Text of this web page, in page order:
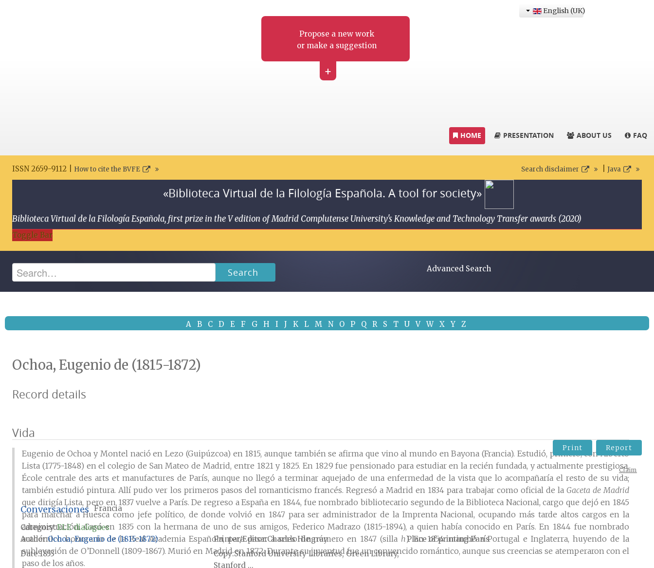
Propose a new work
or make a suggestion
+
English (UK)
HOME PRESENTATION ABOUT US FAQ
ISSN 2659-9112 | How to cite the BVFE Search disclaimer Java
«Biblioteca Virtual de la Filología Española. A tool for society»
Biblioteca Virtual de la Filología Española, first prize in the V edition of Madrid Complutense University's Knowledge and Technology Transfer awards (2020)
Toggle Bar
Search Advanced Search
A B C D E F G H I J K L M N O P Q R S T U V W X Y Z
Ochoa, Eugenio de (1815-1872)
Record details
Vida
Eugenio de Ochoa y Montel nació en Lezo (Guipúzcoa) en 1815, aunque también se afirma que vino al mundo en Bayona (Francia). Estudió, primero, con Alberto
Lista (1775-1848) en el colegio de San Mateo de Madrid, entre 1821 y 1825. En 1829 fue pensionado para estudiar en la recién fundada, y actualmente prestigiosa,
École centrale des arts et manufactures de París, aunque no llegó a terminar aquejado de una enfermedad de la vista que lo acompañaría el resto de su vida;
también estudió pintura. Allí pudo ver los primeros pasos del romanticismo francés. Regresó a Madrid en 1834 para trabajar como oficial de la Gaceta de Madrid
que dirigía Lista, pero en 1837 vuelve a París. De regreso a España en 1844, fue nombrado bibliotecario segundo de la Biblioteca Nacional, cargo que dejó en 1845
para marchar a Huesca como jefe político, de donde volvió en 1847 para ser administrador de la Imprenta Nacional, ocupando más tarde altos cargos en la
administración. Casó en 1835 con la hermana de uno de sus amigos, Federico Madrazo (1815-1894), a quien había conocido en París. En 1844 fue nombrado
académico honorario de la Real Academia Española, para pasar a serlo de número en 1847 (silla h). En 1854 marchó a Portugal e Inglaterra, huyendo de la
sublevación de O’Donnell (1809-1867). Murió en Madrid en 1872. Durante su juventud fue un convencido romántico, aunque sus creencias se atemperaron con el
paso de los años.
Print Report
Claim
Conversaciones Francia
Category:ELE dialogues
Author Ochoa, Eugenio de (1815-1872) Printer/Editor Charles Hingray Place of printing París
Date1853 Copy Stanford University Libraries, Green Library,
Stanford ...